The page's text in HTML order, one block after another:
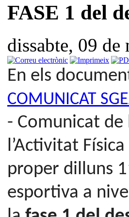
FASE 1 del
dissabte, 09
En els
COMUNICAT
- Comunicat de
l’Activitat
proper dilluns
esportiva a